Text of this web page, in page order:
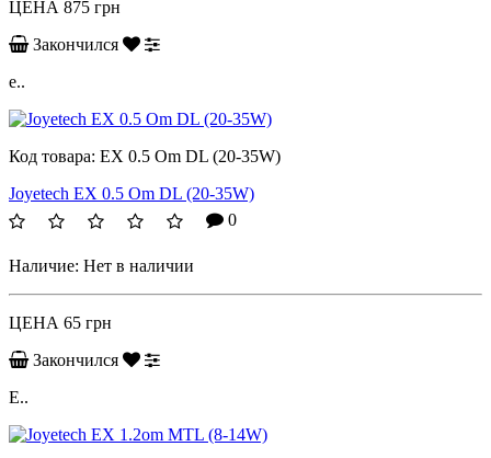
ЦЕНА 875 грн
Закончился
e..
Код товара: EX 0.5 Om DL (20-35W)
Joyetech EX 0.5 Om DL (20-35W)
0
Наличие: Нет в наличии
ЦЕНА 65 грн
Закончился
E..